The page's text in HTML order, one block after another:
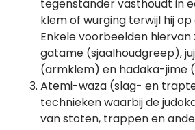
tegenstander vasthoudt in
klem of wurging terwijl hij
Enkele voorbeelden hiervan
gatame (sjaalhoudgreep),
(armklem) en hadaka-jime
Atemi-waza (slag- en
technieken waarbij de
van stoten, trappen en